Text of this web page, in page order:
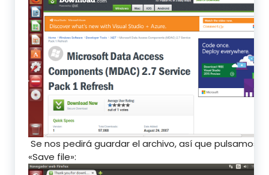
Se nos pedirá guardar el archivo, así que pulsamos
«Save file»: